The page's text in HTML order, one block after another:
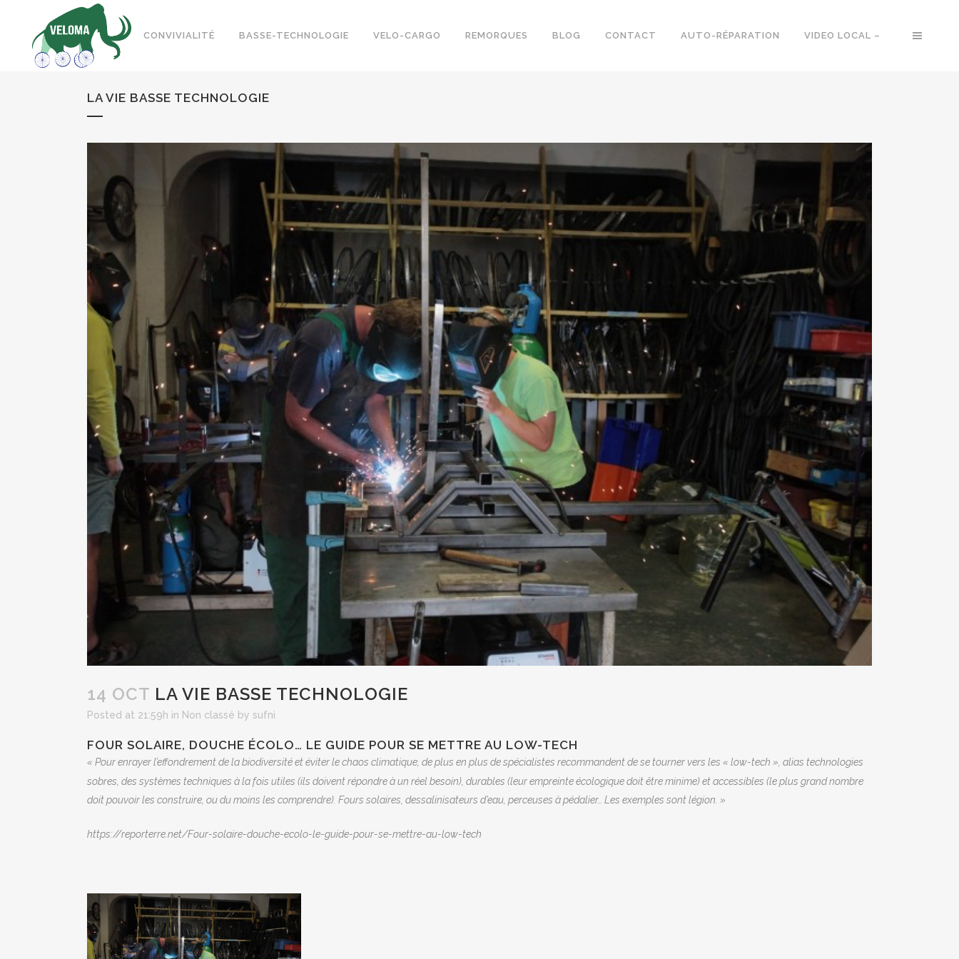
CONVIVIALITÉ BASSE-TECHNOLOGIE VELO-CARGO REMORQUES BLOG CONTACT AUTO-RÉPARATION VIDEO LOCAL –
LA VIE BASSE TECHNOLOGIE
14 OCT LA VIE BASSE TECHNOLOGIE
Posted at 21:59h in Non classé by sufni
FOUR SOLAIRE, DOUCHE ÉCOLO… LE GUIDE POUR SE METTRE AU LOW-TECH
« Pour enrayer l’effondrement de la biodiversité et éviter le chaos climatique, de plus en plus de spécialistes recommandent de se tourner vers les « low-tech », alias technologies
sobres, des systèmes techniques à la fois utiles (ils doivent répondre à un réel besoin), durables (leur empreinte écologique doit être minime) et accessibles (le plus grand nombre
doit pouvoir les construire, ou du moins les comprendre). Fours solaires, dessalinisateurs d’eau, perceuses à pédalier… Les exemples sont légion. »
https://reporterre.net/Four-solaire-douche-ecolo-le-guide-pour-se-mettre-au-low-tech